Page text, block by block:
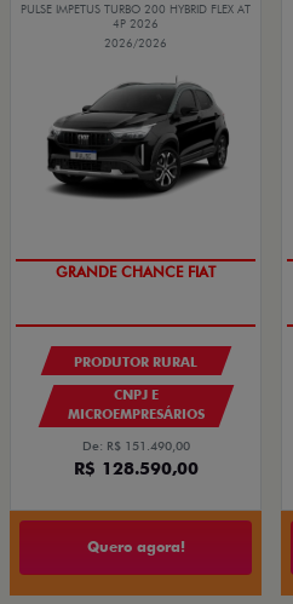
PULSE IMPETUS TURBO 200 HYBRID FLEX AT
4P 2026
2026/2026
PRODUTOR RURAL
CNPJ E
MICROEMPRESÁRIOS
De: R$ 151.490,00
R$ 128.590,00
Quero agora!